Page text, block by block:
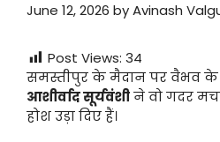
June 12, 2026 byAvinash
Post Views: 34
समस्तीपुर के मैदान पर वैभव के
आशीर्वाद सूर्यवंशीने वो गदर
होश उड़ा दिए हैं।